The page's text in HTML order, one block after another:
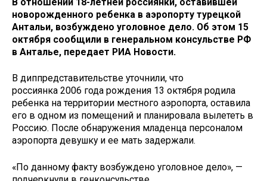
новорожденного ребенка в аэропорту турецкой
Антальи, возбуждено уголовное дело. Об этом 15
октября сообщили в генеральном консульстве РФ
в Анталье, передает РИА Новости.
В диппредставительстве уточнили, что
россиянка 2006 года рождения 13 октября родила
ребенка на территории местного аэропорта, оставила
его в одном из помещений и планировала вылететь в
Россию. После обнаружения младенца персоналом
аэропорта девушку и ее мать задержали.
«По данному факту возбуждено уголовное дело», —